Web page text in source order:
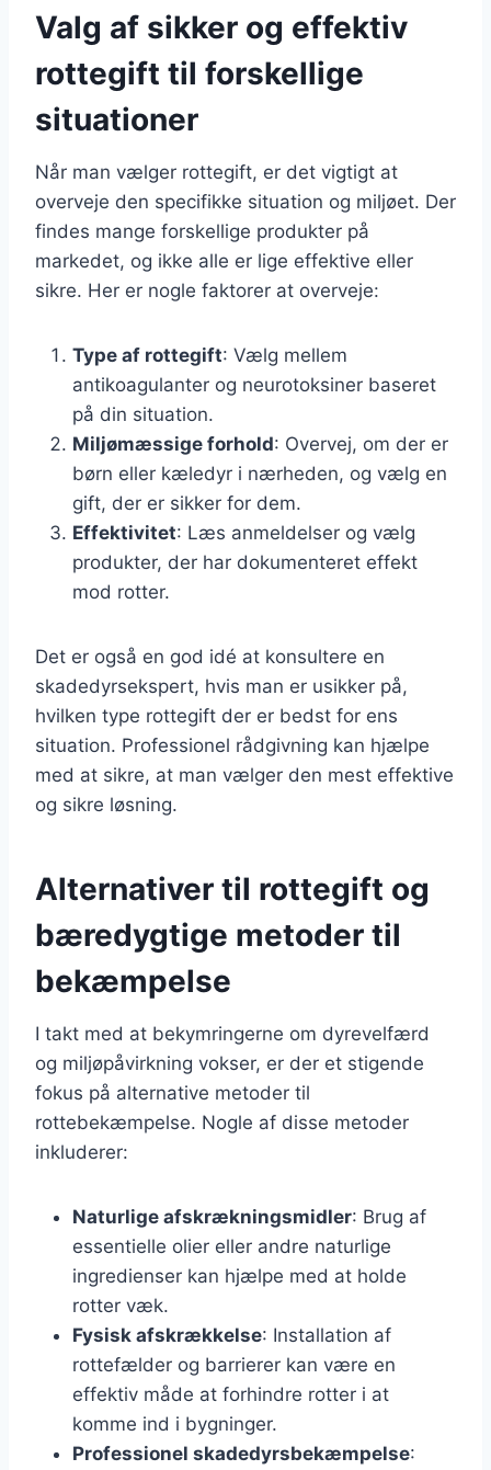
Valg af sikker og effektiv
rottegift til forskellige
situationer
Når man vælger rottegift, er det vigtigt at
overveje den specifikke situation og miljøet. Der
findes mange forskellige produkter på
markedet, og ikke alle er lige effektive eller
sikre. Her er nogle faktorer at overveje:
Type af rottegift: Vælg mellem
antikoagulanter og neurotoksiner baseret
på din situation.
Miljømæssige forhold: Overvej, om der er
børn eller kæledyr i nærheden, og vælg en
gift, der er sikker for dem.
Effektivitet: Læs anmeldelser og vælg
produkter, der har dokumenteret effekt
mod rotter.
Det er også en god idé at konsultere en
skadedyrsekspert, hvis man er usikker på,
hvilken type rottegift der er bedst for ens
situation. Professionel rådgivning kan hjælpe
med at sikre, at man vælger den mest effektive
og sikre løsning.
Alternativer til rottegift og
bæredygtige metoder til
bekæmpelse
I takt med at bekymringerne om dyrevelfærd
og miljøpåvirkning vokser, er der et stigende
fokus på alternative metoder til
rottebekæmpelse. Nogle af disse metoder
inkluderer:
Naturlige afskrækningsmidler: Brug af
essentielle olier eller andre naturlige
ingredienser kan hjælpe med at holde
rotter væk.
Fysisk afskrækkelse: Installation af
rottefælder og barrierer kan være en
effektiv måde at forhindre rotter i at
komme ind i bygninger.
Professionel skadedyrsbekæmpelse: